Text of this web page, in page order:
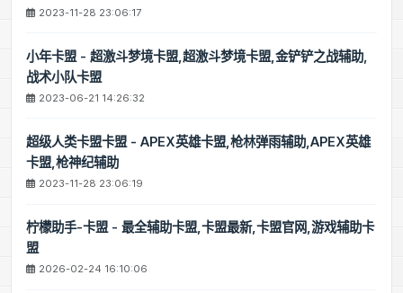
2023-11-28 23:06:17
小年卡盟 - 超激斗梦境卡盟,超激斗梦境卡盟,金铲铲之战辅助,
战术小队卡盟
2023-06-21 14:26:32
超级人类卡盟卡盟 - APEX英雄卡盟,枪林弹雨辅助,APEX英雄
卡盟,枪神纪辅助
2023-11-28 23:06:19
柠檬助手-卡盟 - 最全辅助卡盟,卡盟最新,卡盟官网,游戏辅助卡
盟
2026-02-24 16:10:06